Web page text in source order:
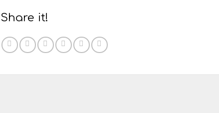
Share it!